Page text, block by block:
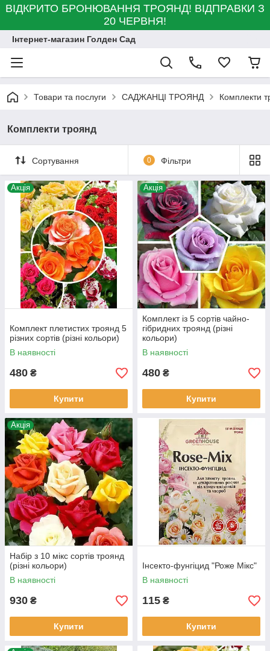
ВІДКРИТО БРОНЮВАННЯ ТРОЯНД! ВІДПРАВКИ З
20 ЧЕРВНЯ!
Інтернет-магазин Голден Сад
Товари та послуги САДЖАНЦІ ТРОЯНД Комплекти
Комплекти троянд
Сортування 0 Фільтри
Акція
Комплект плетистих троянд 5
різних сортів (різні кольори)
В наявності
480 ₴
Купити
Акція
Комплект із 5 сортів чайно-
гібридних троянд (різні
кольори)
В наявності
480 ₴
Купити
Акція
Набір з 10 мікс сортів троянд
(різні кольори)
В наявності
930 ₴
Купити
Інсекто-фунгіцид "Роже Мікс"
В наявності
115 ₴
Купити